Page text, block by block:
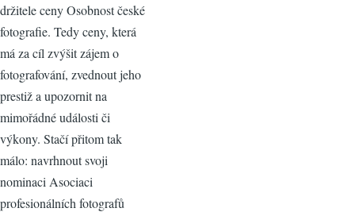
držitele ceny Osobnost české
fotografie. Tedy ceny, která
má za cíl zvýšit zájem o
fotografování, zvednout jeho
prestiž a upozornit na
mimořádné události či
výkony. Stačí přitom tak
málo: navrhnout svoji
nominaci Asociaci
profesionálních fotografů